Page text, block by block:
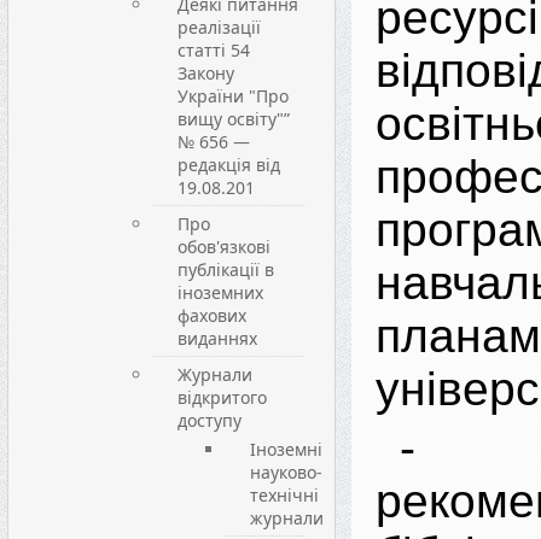
реалізації
статті 54
Закону
України "Про
вищу освіту"”
№ 656 —
редакція від
19.08.201
Про
обов'язкові
публікації в
іноземних
фахових
виданнях
Журнали
відкритого
доступу
Іноземні
науково-
технічні
журнали
планам
-